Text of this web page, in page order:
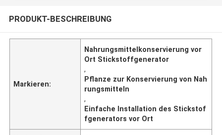
PRODUKT-BESCHREIBUNG
Markieren:
Nahrungsmittelkonservierung vor
Ort Stickstoffgenerator
,
Pflanze zur Konservierung von Nah
rungsmitteln
,
Einfache Installation des Stickstof
fgenerators vor Ort